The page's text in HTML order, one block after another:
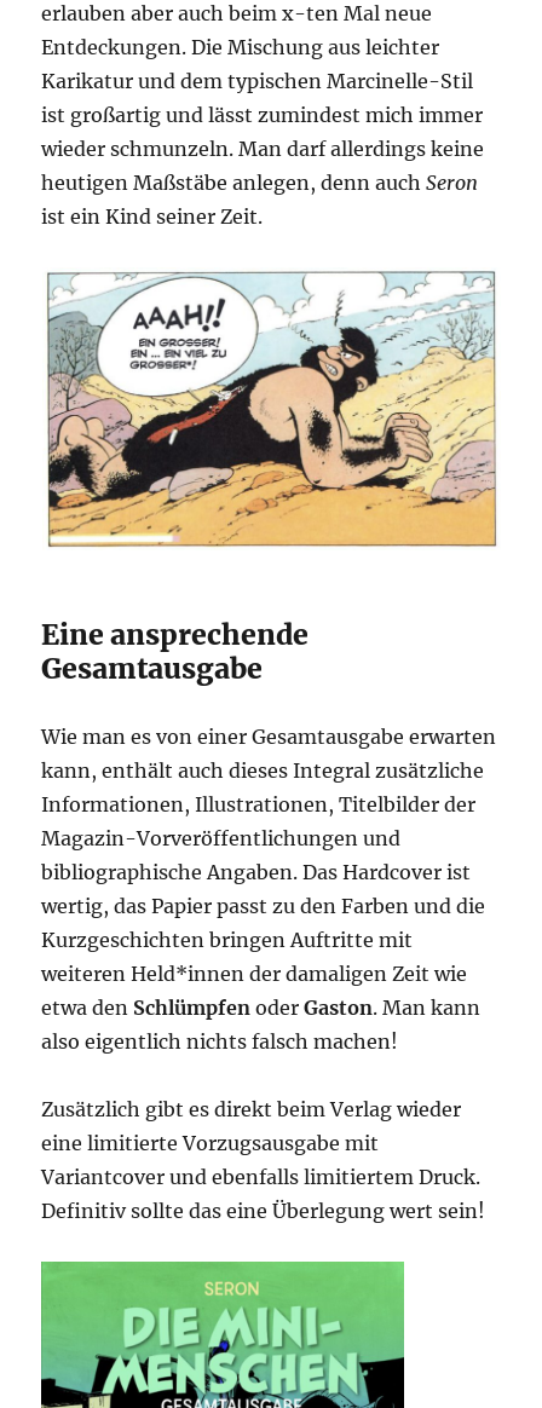
erlauben aber auch beim x-ten Mal neue
Entdeckungen. Die Mischung aus leichter
Karikatur und dem typischen Marcinelle-Stil
ist großartig und lässt zumindest mich immer
wieder schmunzeln. Man darf allerdings keine
heutigen Maßstäbe anlegen, denn auchSeron
ist ein Kind seiner Zeit.
Eine ansprechende
Gesamtausgabe
Wie man es von einer Gesamtausgabe erwarten
kann, enthält auch dieses Integral zusätzliche
Informationen, Illustrationen, Titelbilder der
Magazin-Vorveröffentlichungen und
bibliographische Angaben. Das Hardcover ist
wertig, das Papier passt zu den Farben und die
Kurzgeschichten bringen Auftritte mit
weiteren Held*innen der damaligen Zeit wie
etwa den Schlümpfen oderGaston. Man kann
also eigentlich nichts falsch machen!
Zusätzlich gibt es direkt beim Verlag wieder
eine limitierte Vorzugsausgabe mit
Variantcover und ebenfalls limitiertem Druck.
Definitiv sollte das eine Überlegung wert sein!